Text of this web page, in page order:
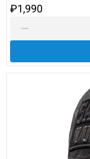
₽1,990